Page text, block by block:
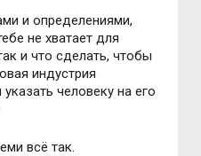
и определениями,
не хватает для
и что сделать, чтобы
индустрия
человеку на его
всё так.